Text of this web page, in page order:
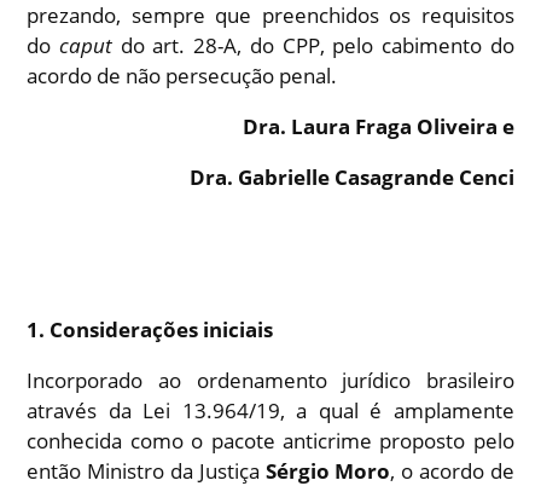
prezando, sempre que preenchidos os requisitos
docaput do art. 28-A, do CPP, pelo cabimento do
acordo de não persecução penal.
Dra. Laura Fraga Oliveira e
Dra. Gabrielle Casagrande Cenci
1. Considerações iniciais
Incorporado ao ordenamento jurídico brasileiro
através da Lei 13.964/19, a qual é amplamente
conhecida como o pacote anticrime proposto pelo
então Ministro da Justiça Sérgio Moro, o acordo de